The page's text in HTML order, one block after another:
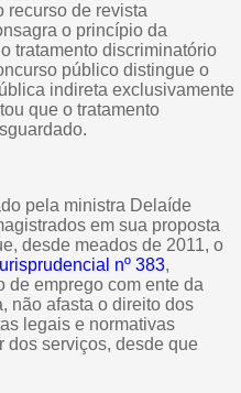
recurso de revista
o princípio da
tratamento discriminatório
público distingue o
indireta exclusivamente
que o tratamento
pela ministra Delaíde
em sua proposta
desde meados de 2011, o
nº 383,
de emprego com ente da
não afasta o direito dos
legais e normativas
dos serviços, desde que